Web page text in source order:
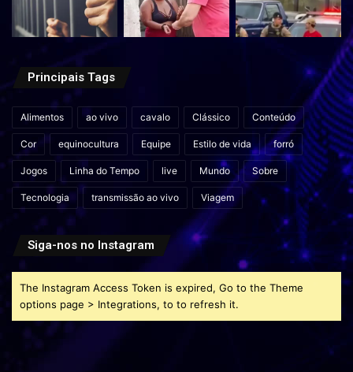
Principais Tags
Alimentos ao vivo cavalo Clássico Conteúdo
Cor equinocultura Equipe Estilo de vida forró
Jogos Linha do Tempo live Mundo Sobre
Tecnologia transmissão ao vivo Viagem
Siga-nos no Instagram
The Instagram Access Token is expired, Go to the Theme
options page > Integrations, to to refresh it.